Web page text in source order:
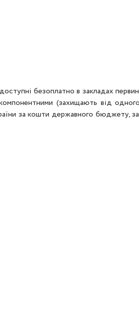
безоплатно в закладах
(захищають від
за кошти державного бюджету,